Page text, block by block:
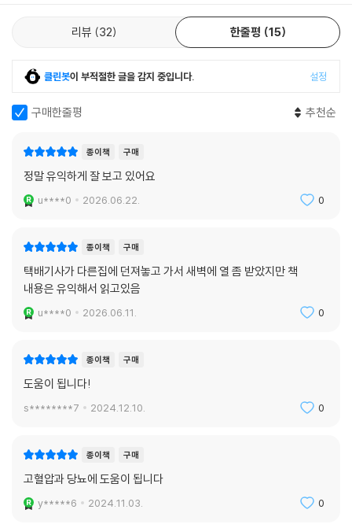
리뷰 32 한줄평 15
클린봇이 부적절한 글을 감지 중입니다. 설정
구매한줄평 추천순
종이책 구매
정말 유익하게 잘 보고 있어요
u****0 2026.06.22. 0
종이책 구매
택배기사가 다른집에 던져놓고 가서 새벽에 열 좀 받았지만 책
내용은 유익해서 읽고있음
u****0 2026.06.11. 0
종이책 구매
도움이 됩니다!
s********7 2024.12.10. 0
종이책 구매
고혈압과 당뇨에 도움이 됩니다
y*****6 2024.11.03. 0